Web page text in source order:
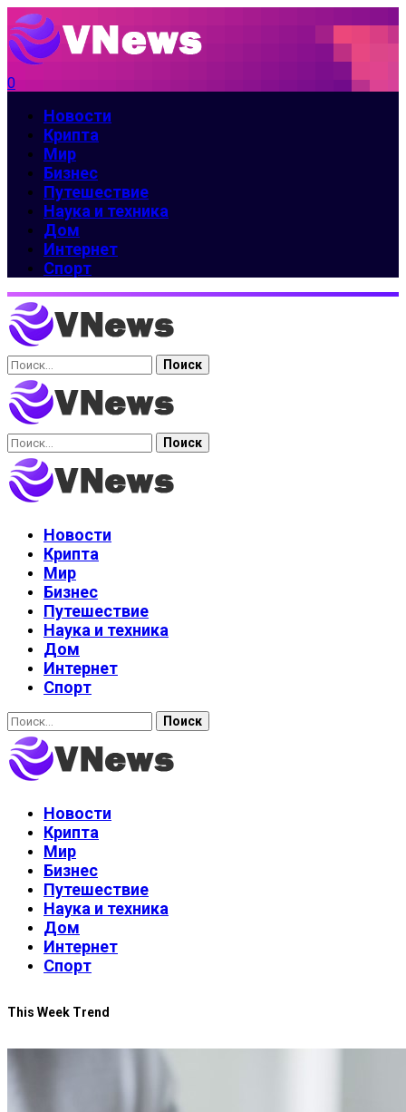
0
Новости
Крипта
Мир
Бизнес
Путешествие
Наука и техника
Дом
Интернет
Спорт
Найти:
Найти:
Новости
Крипта
Мир
Бизнес
Путешествие
Наука и техника
Дом
Интернет
Спорт
Найти:
Новости
Крипта
Мир
Бизнес
Путешествие
Наука и техника
Дом
Интернет
Спорт
This Week Trend